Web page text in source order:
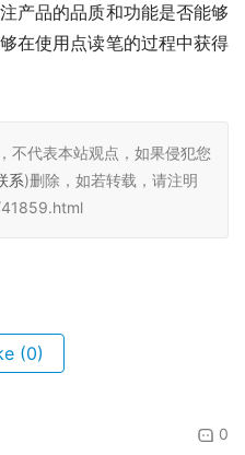
产品的品质和功能是否能够
在使用点读笔的过程中获得
不代表本站观点，如果侵犯您
系)删除，如若转载，请注明
(0)
0